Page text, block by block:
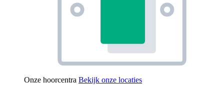
Onze hoorcentra Bekijk onze locaties